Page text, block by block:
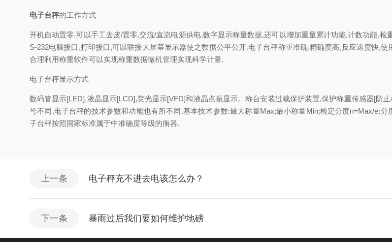
电子台秤的工作方式
开机自动置零,可以手工去皮/置零,交流/直流电源供电,数字显示称量数据,还可以增加重量累计功能,计数功能,检
S-232电脑接口,打印接口,可以联接大屏幕显示器使之数据公平公开.电子台秤称重准确,精确度高,反应速度快,
合理利用称重软件可以实现称重数据微机管理实现科学计量.
电子台秤显示方式
数码管显示[LED],液晶显示[LCD],荧光显示[VFD]和液晶点振显示。称台安装过载保护装置,保护称重传感器[防
号不同,电子台秤的技术参数和功能也有所不同.基本技术参数:最大称量Max;最小称量Min;检定分度n=Max/e;
子台秤按照国家标准属于中准确度等级的衡器.
上一条 电子秤充不进去电该怎么办？
下一条 暴雨过后我们要如何维护地磅